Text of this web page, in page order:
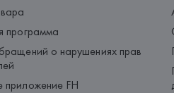
программа
о нарушениях прав
FH